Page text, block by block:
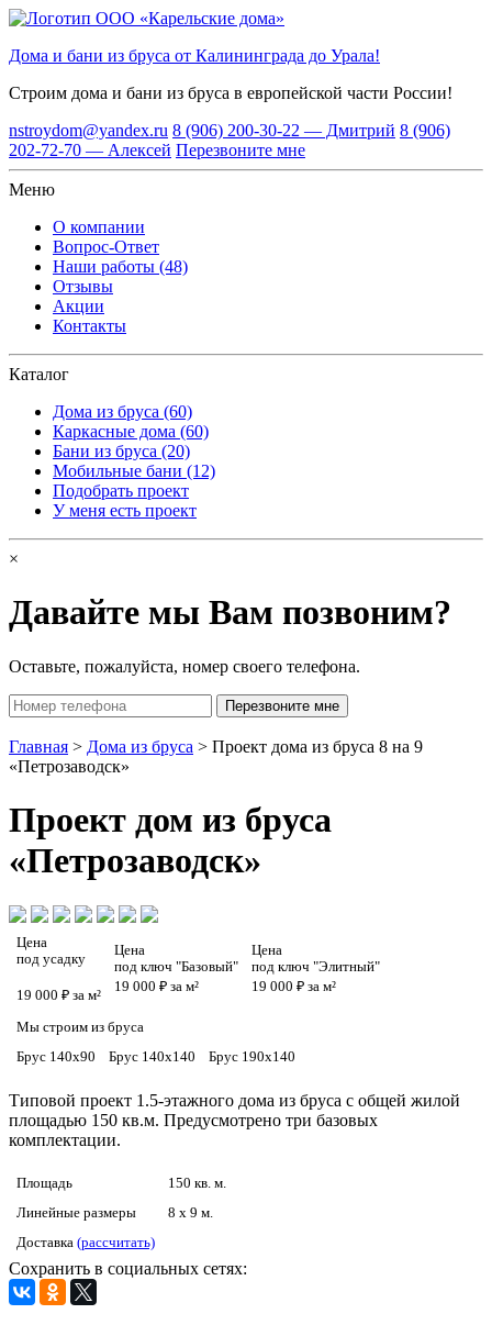
Дома и бани из бруса от Калининграда до Урала!
Строим дома и бани из бруса в европейской части России!
nstroydom@yandex.ru 8 (906) 200-30-22 — Дмитрий 8 (906)
202-72-70 — Алексей Перезвоните мне
Меню
О компании
Вопрос-Ответ
Наши работы (48)
Отзывы
Акции
Контакты
Каталог
Дома из бруса (60)
Каркасные дома (60)
Бани из бруса (20)
Мобильные бани (12)
Подобрать проект
У меня есть проект
×
Давайте мы Вам позвоним?
Оставьте, пожалуйста, номер своего телефона.
Главная > Дома из бруса > Проект дома из бруса 8 на 9
«Петрозаводск»
Проект дом из бруса
«Петрозаводск»
Цена
под усадку
19 000 ₽ за м²
Цена
под ключ "Базовый"
19 000 ₽ за м²
Цена
под ключ "Элитный"
19 000 ₽ за м²
Мы строим из бруса
Брус 140х90
Брус 140х140 Брус 190х140
Типовой проект 1.5-этажного дома из бруса с общей жилой
площадью 150 кв.м. Предусмотрено три базовых
комплектации.
Площадь
150 кв. м.
Линейные размеры
8 x 9 м.
Доставка (рассчитать)
Сохранить в социальных сетях: